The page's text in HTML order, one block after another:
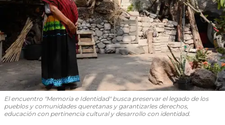
El encuentro "Memoria e Identidad" busca preservar el legado de los
pueblos y comunidades queretanas y garantizarles derechos,
educación con pertinencia cultural y desarrollo con identidad.